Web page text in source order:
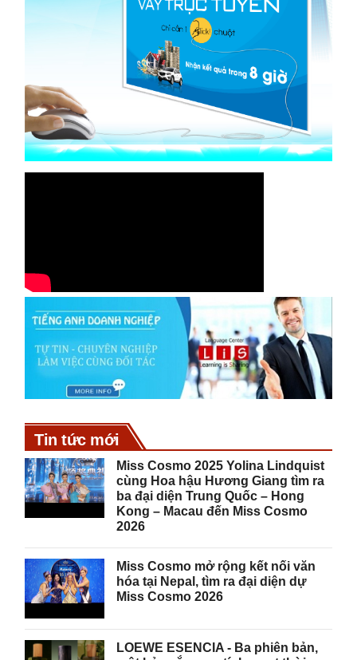
Tin tức mới
Miss Cosmo 2025 Yolina Lindquist
cùng Hoa hậu Hương Giang tìm ra
ba đại diện Trung Quốc – Hong
Kong – Macau đến Miss Cosmo
2026
Miss Cosmo mở rộng kết nối văn
hóa tại Nepal, tìm ra đại diện dự
Miss Cosmo 2026
LOEWE ESENCIA - Ba phiên bản,